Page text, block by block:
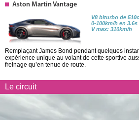
Aston Martin Vantage
V8 biturbo de
0-100km/h en 3.6s
V max: 310km/h
Remplaçant James Bond pendant quelques
expérience unique au volant de cette sportive
freinage qu’en tenue de route.
Le circuit